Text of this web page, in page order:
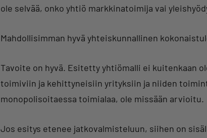
ole selvää, onko yhtiö markkinatoimija vai
Mahdollisimman hyvä yhteiskunnallinen
Tavoite on hyvä. Esitetty yhtiömalli ei kuitenkaan
toimiviin ja kehittyneisiin yrityksiin ja niiden
monopolisoitaessa toimialaa, ole missään arvioitu.
Jos esitys etenee jatkovalmisteluun, siihen on